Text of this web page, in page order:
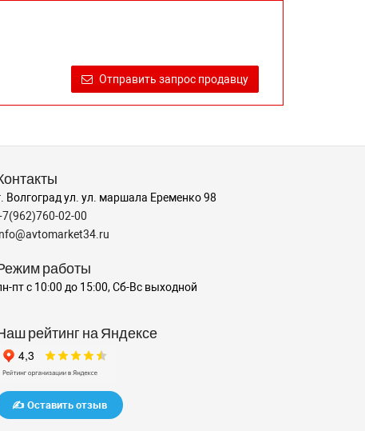
Отправить запрос продавцу
Волгоград ул. ул. маршала Еременко 98
02-00
работы
пт с 10:00 до 15:00, Сб-Вс выходной
рейтинг на Яндексе
✍️ Оставить отзыв